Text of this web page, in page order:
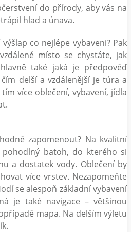
do přírody, aby vás na
hlad a únava.
co nejlépe vybaveni? Pak
místo se chystáte, jak
také jaká je předpověď
delší a vzdálenější je túra a
více oblečení, vybavení, jídla
zapomenout? Na kvalitní
batoh, do kterého si
a dostatek vody. Oblečení by
více vrstev. Nezapomeňte
se alespoň základní vybavení
je také navigace – většinou
mapa. Na delším výletu